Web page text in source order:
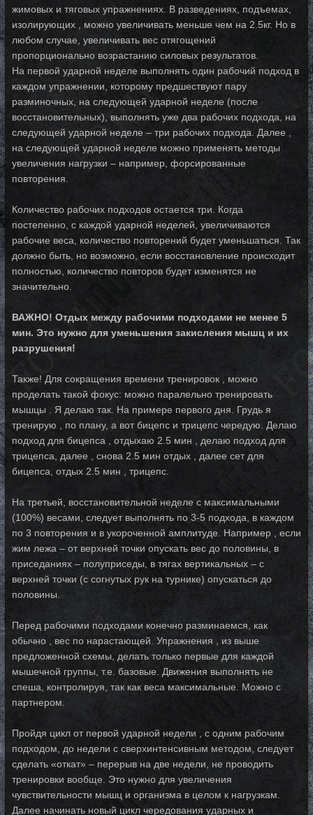
жимовых и тяговых упражнениях. В разведениях, подъемах,
изолирующих , можно увеличивать меньше чем на 2.5кг. Но в
любом случае, увеличивать вес отягощений
пропорционально возрастанию силовых результатов.
На первой ударной неделе выполнять один рабочий подход в
каждом упражнении, которому предшествуют пару
разминочных, на следующей ударной неделе (после
восстановительных), выполнять уже два рабочих подхода, на
следующей ударной неделе – три рабочих подхода. Далее ,
на следующей ударной неделе можно применять методы
увеличения нагрузки – например, форсированные
повторения.
Количество рабочих подходов остается три. Когда
постепенно, с каждой ударной неделей, увеличиваются
рабочие веса, количество повторений будет уменьшаться. Так
должно быть, но возможно, если восстановление происходит
полностью, количество повторов будет изменятся не
значительно.
ВАЖНО! Отдых между рабочими подходами не менее 5
мин. Это нужно для уменьшения закисления мышц и их
разрушения!
Также! Для сокращения времени тренировок , можно
проделать такой фокус: можно паралельно тренировать
мышцы . Я делаю так. На примере первого дня. Грудь я
тренирую , по плану, а вот бицепс и трицепс чередую. Делаю
подход для бицепса , отдыхаю 2.5 мин , делаю подход для
трицепса, далее , снова 2.5 мин отдых , далее сет для
бицепса, отдых 2.5 мин , трицепс.
На третьей, восстановительной неделе с максимальными
(100%) весами, следует выполнять по 3-5 подхода, в каждом
по 3 повторения и в укороченной амплитуде. Например , если
жим лежа – от верхней точки опускать вес до половины, в
приседаниях – полуприседы, в тягах вертикальных – с
верхней точки (с согнутых рук на турнике) опускаться до
половины.
Перед рабочими подходами конечно разминаемся, как
обычно , вес по нарастающей. Упражнения , из выше
предложенной схемы, делать только первые для каждой
мышечной группы, т.е. базовые. Движения выполнять не
спеша, контролируя, так как веса максимальные. Можно с
партнером.
Пройдя цикл от первой ударной недели , с одним рабочим
подходом, до недели с сверхинтенсивным методом, следует
сделать «откат» – перерыв на две недели, не проводить
тренировки вообще. Это нужно для увеличения
чувствительности мышц и организма в целом к нагрузкам.
Далее начинать новый цикл чередования ударных и